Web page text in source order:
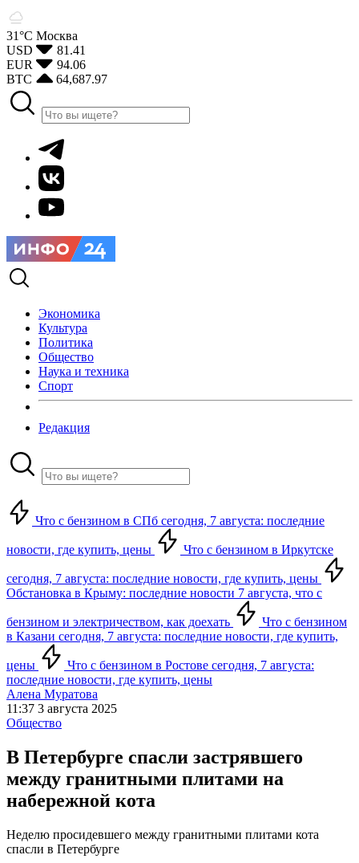
31°С Москва
USD
81.41
EUR
94.06
BTC
64,687.97
Экономика
Культура
Политика
Общество
Наука и техника
Спорт
Редакция
Что с бензином в СПб сегодня, 7 августа: последние
новости, где купить, цены Что с бензином в Иркутске
сегодня, 7 августа: последние новости, где купить, цены
Обстановка в Крыму: последние новости 7 августа, что с
бензином и электричеством, как доехать
Что с бензином
в Казани сегодня, 7 августа: последние новости, где купить,
цены
Что с бензином в Ростове сегодня, 7 августа:
последние новости, где купить, цены
Алена Муратова
11:37 3 августа 2025
Общество
В Петербурге спасли застрявшего
между гранитными плитами на
набережной кота
Неделю просидевшего между гранитными плитами кота
спасли в Петербурге